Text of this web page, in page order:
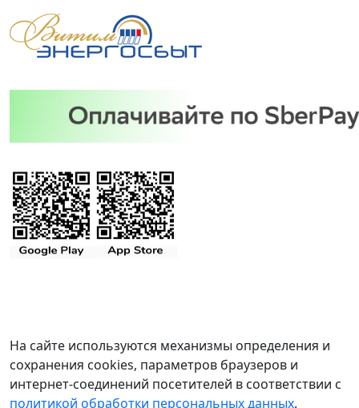
На сайте используются механизмы определения и
сохранения cookies, параметров браузеров и
интернет-соединений посетителей в соответствии с
политикой обработки персональных данных.